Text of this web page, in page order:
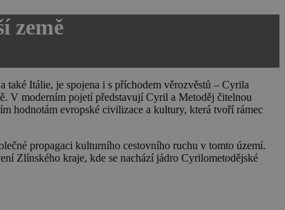
země
také Itálie, je spojena i s příchodem věrozvěstů – Cyrila
V moderním pojetí představují Cyril a Metoděj čitelnou
hodnotám evropské civilizace a kultury, která tvoří rámec
propagaci kulturního cestovního ruchu v tomto území.
Zlínského kraje, kde se nachází jádro Cyrilometodějské